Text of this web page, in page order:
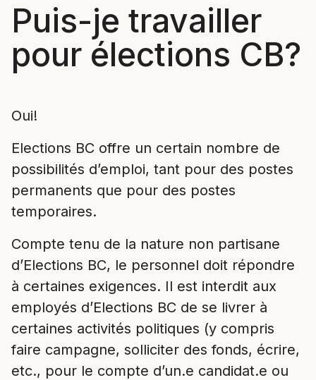
Puis-je travailler
pour élections CB?
Oui!
Elections BC offre un certain nombre de
possibilités d’emploi, tant pour des postes
permanents que pour des postes
temporaires.
Compte tenu de la nature non partisane
d’Elections BC, le personnel doit répondre
à certaines exigences. Il est interdit aux
employés d’Elections BC de se livrer à
certaines activités politiques (y compris
faire campagne, solliciter des fonds, écrire,
etc., pour le compte d’un.e candidat.e ou